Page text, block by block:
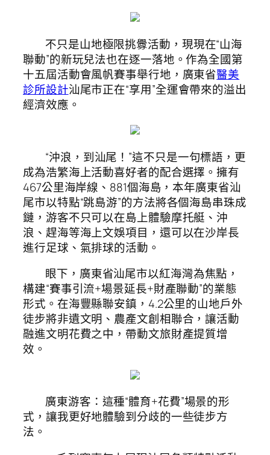
不只是山地極限挑釁活動，現現在“山海
聯動”的新玩兒法也在逐一落地。作為全國第
十五屆活動會風帆賽事舉行地，廣東省醫美
診所設計汕尾市正在“享用”全運會帶來的溢出
經濟效應。
“沖浪，到汕尾！”這不只是一句標語，更
成為浩繁海上活動喜好者的配合選擇。擁有
467公里海岸線、881個海島，本年廣東省汕
尾市以特點“跳島游”的方法將各個海島串珠成
鏈，游客不只可以在島上體驗摩托艇、沖
浪、趕海等海上文娛項目，還可以在沙岸長
進行足球、氣排球的活動。
眼下，廣東省汕尾市以紅海灣為焦點，
構建“賽事引流+場景延長+財產聯動”的業態
形式。在海豐縣聯安鎮，4.2公里的山地戶外
徒步將非遺文明、農產文創相聯合，讓活動
融進文明花費之中，帶動文旅財產提質增
效。
廣東游客：這種“體育+花費”場景的形
式，讓我更好地體驗到分歧的一些徒步方
法。